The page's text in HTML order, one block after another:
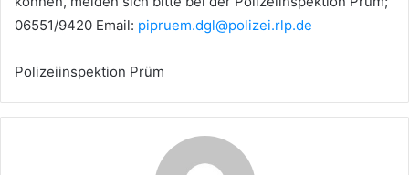
06551/9420 Email: pipruem.dgl@polizei.rlp.de
Polizeiinspektion Prüm